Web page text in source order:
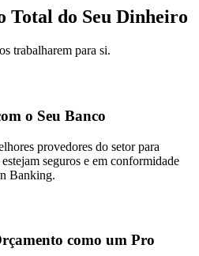
Total do Seu Dinheiro
trabalharem para si.
o Seu Banco
provedores do setor para
seguros e em conformidade
Banking.
como um Pro